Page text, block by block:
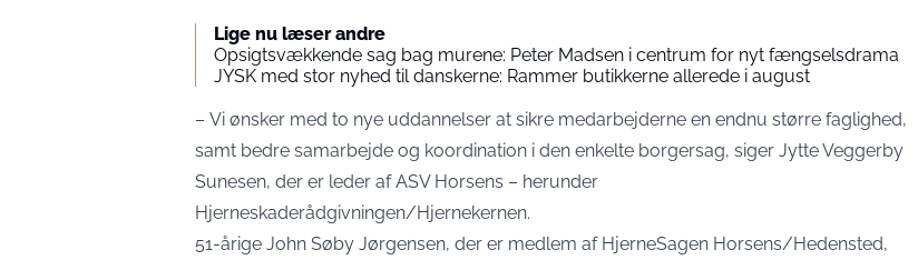
Lige nu læser andre
Opsigtsvækkende sag bag murene: Peter Madsen i centrum for nyt fængselsdrama
JYSK med stor nyhed til danskerne: Rammer butikkerne allerede i august
– Vi ønsker med to nye uddannelser at sikre medarbejderne en endnu større faglighed,
samt bedre samarbejde og koordination i den enkelte borgersag, siger Jytte Veggerby
Sunesen, der er leder af ASV Horsens – herunder
Hjerneskaderådgivningen/Hjernekernen.
51-årige John Søby Jørgensen, der er medlem af HjerneSagen Horsens/Hedensted,